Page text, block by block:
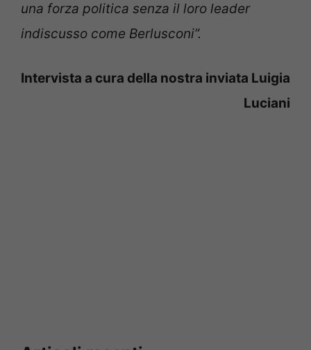
una forza politica senza il loro leader
indiscusso come Berlusconi”.
Intervista a cura della nostra inviata Luigia
Luciani